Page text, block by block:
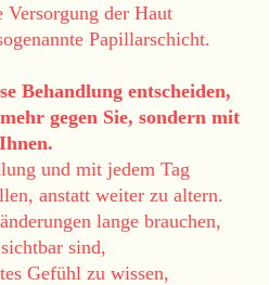
Versorgung der Haut
Papillarschicht.
Behandlung entscheiden,
gegen Sie, sondern mit
Ihnen.
und mit jedem Tag
anstatt weiter zu altern.
lange brauchen,
sind,
Gefühl zu wissen,